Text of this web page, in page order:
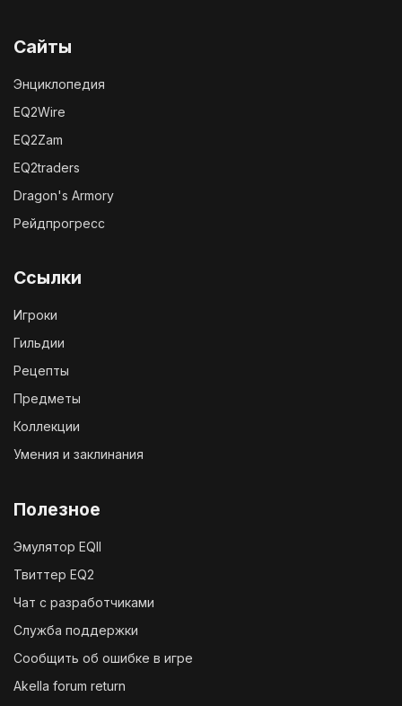
Сайты
Энциклопедия
EQ2Wire
EQ2Zam
EQ2traders
Dragon's Armory
Рейдпрогресс
Ссылки
Игроки
Гильдии
Рецепты
Предметы
Коллекции
Умения и заклинания
Полезное
Эмулятор EQII
Твиттер EQ2
Чат с разработчиками
Служба поддержки
Сообщить об ошибке в игре
Akella forum return